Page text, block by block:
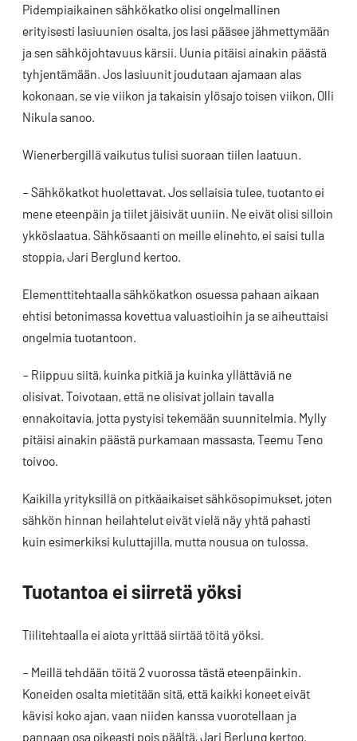
Pidempiaikainen sähkökatko olisi ongelmallinen
erityisesti lasiuunien osalta, jos lasi pääsee jähmettymään
ja sen sähköjohtavuus kärsii. Uunia pitäisi ainakin päästä
tyhjentämään. Jos lasiuunit joudutaan ajamaan alas
kokonaan, se vie viikon ja takaisin ylösajo toisen viikon, Olli
Nikula sanoo.
Wienerbergillä vaikutus tulisi suoraan tiilen laatuun.
– Sähkökatkot huolettavat. Jos sellaisia tulee, tuotanto ei
mene eteenpäin ja tiilet jäisivät uuniin. Ne eivät olisi silloin
ykköslaatua. Sähkösaanti on meille elinehto, ei saisi tulla
stoppia, Jari Berglund kertoo.
Elementtitehtaalla sähkökatkon osuessa pahaan aikaan
ehtisi betonimassa kovettua valuastioihin ja se aiheuttaisi
ongelmia tuotantoon.
– Riippuu siitä, kuinka pitkiä ja kuinka yllättäviä ne
olisivat. Toivotaan, että ne olisivat jollain tavalla
ennakoitavia, jotta pystyisi tekemään suunnitelmia. Mylly
pitäisi ainakin päästä purkamaan massasta, Teemu Teno
toivoo.
Kaikilla yrityksillä on pitkäaikaiset sähkösopimukset, joten
sähkön hinnan heilahtelut eivät vielä näy yhtä pahasti
kuin esimerkiksi kuluttajilla, mutta nousua on tulossa.
Tuotantoa ei siirretä yöksi
Tiilitehtaalla ei aiota yrittää siirtää töitä yöksi.
– Meillä tehdään töitä 2 vuorossa tästä eteenpäinkin.
Koneiden osalta mietitään sitä, että kaikki koneet eivät
kävisi koko ajan, vaan niiden kanssa vuorotellaan ja
pannaan osa oikeasti pois päältä, Jari Berlung kertoo.